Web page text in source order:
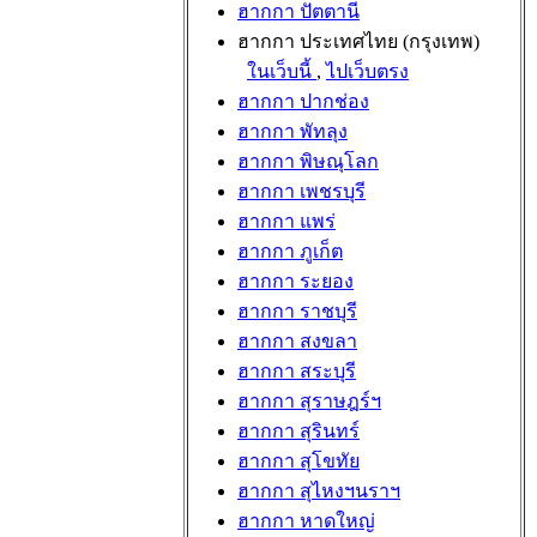
ฮากกา ปัตตานี
ฮากกา ประเทศไทย (กรุงเทพ)
ในเว็บนี้ ,ไปเว็บตรง
ฮากกา ปากช่อง
ฮากกา พัทลุง
ฮากกา พิษณุโลก
ฮากกา เพชรบุรี
ฮากกา แพร่
ฮากกา ภูเก็ต
ฮากกา ระยอง
ฮากกา ราชบุรี
ฮากกา สงขลา
ฮากกา สระบุรี
ฮากกา สุราษฎร์ฯ
ฮากกา สุรินทร์
ฮากกา สุโขทัย
ฮากกา สุไหงฯนราฯ
ฮากกา หาดใหญ่